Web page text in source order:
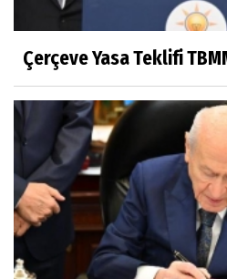
Çerçeve Yasa Teklifi